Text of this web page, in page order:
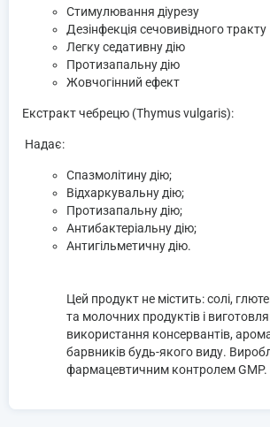
Стимулювання діурезу
Дезінфекція сечовивідного тракту
Легку седативну дію
Протизапальну дію
Жовчогінний ефект
Екстракт чебрецю (Thymus vulgaris):
Надає:
Спазмолітину дію;
Відхаркувальну дію;
Протизапальну дію;
Антибактеріальну дію;
Антигільметичну дію.
Цей продукт не містить: солі,
та молочних продуктів і
використання консервантів,
барвників будь-якого виду.
фармацевтичним контролем GMP.